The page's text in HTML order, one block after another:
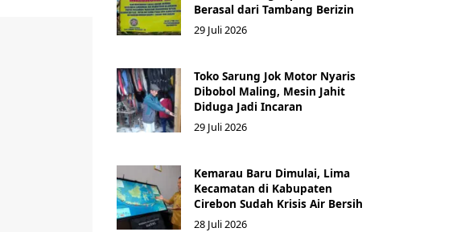
Berasal dari Tambang Berizin
29 Juli 2026
Toko Sarung Jok Motor Nyaris
Dibobol Maling, Mesin Jahit
Diduga Jadi Incaran
29 Juli 2026
Kemarau Baru Dimulai, Lima
Kecamatan di Kabupaten
Cirebon Sudah Krisis Air Bersih
28 Juli 2026